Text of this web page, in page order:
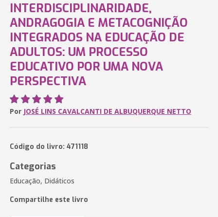
INTERDISCIPLINARIDADE,
ANDRAGOGIA E METACOGNIÇÃO
INTEGRADOS NA EDUCAÇÃO DE
ADULTOS: UM PROCESSO
EDUCATIVO POR UMA NOVA
PERSPECTIVA
Por JOSÉ LINS CAVALCANTI DE ALBUQUERQUE NETTO
Código do livro: 471118
Categorias
Educação, Didáticos
Compartilhe este livro